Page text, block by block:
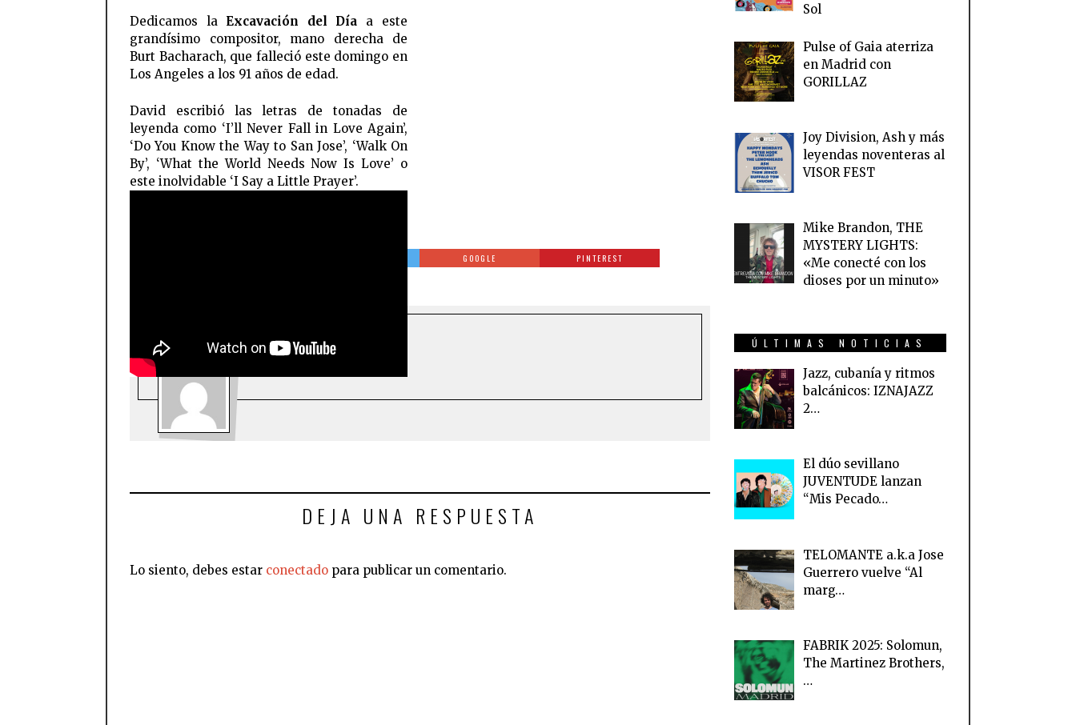
Dedicamos la Excavación del Día a este
grandísimo compositor, mano derecha de
Burt Bacharach, que falleció este domingo en
Los Angeles a los 91 años de edad.
David escribió las letras de tonadas de
leyenda como ‘I’ll Never Fall in Love Again’,
‘Do You Know the Way to San Jose’, ‘Walk On
By’, ‘What the World Needs Now Is Love’ o
este inolvidable ‘I Say a Little Prayer’.
GOOGLE PINTEREST
HRB ULTIMOS POSTS
DEJA UNA RESPUESTA
Lo siento, debes estar conectado para publicar un comentario.
Sol
Pulse of Gaia aterriza
en Madrid con
GORILLAZ
Joy Division, Ash y más
leyendas noventeras al
VISOR FEST
Mike Brandon, THE
MYSTERY LIGHTS:
«Me conecté con los
dioses por un minuto»
ÚLTIMAS NOTICIAS
Jazz, cubanía y ritmos
balcánicos: IZNAJAZZ
2…
El dúo sevillano
JUVENTUDE lanzan
“Mis Pecado…
TELOMANTE a.k.a Jose
Guerrero vuelve “Al
marg…
FABRIK 2025: Solomun,
The Martinez Brothers,
…